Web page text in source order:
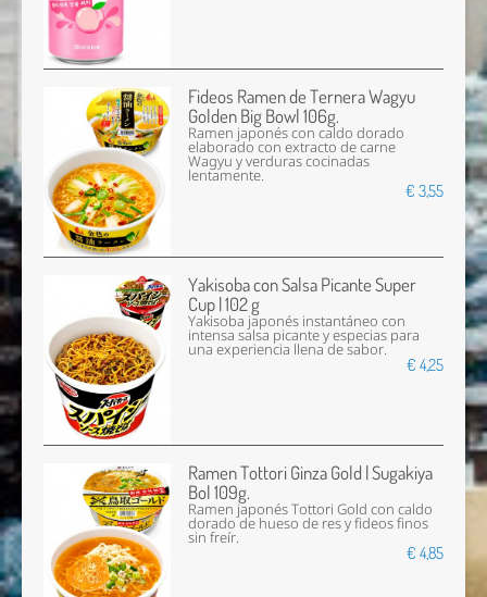
Fideos Ramen de Ternera Wagyu
Golden Big Bowl 106g.
Ramen japonés con caldo dorado
elaborado con extracto de carne
Wagyu y verduras cocinadas
lentamente.
€ 3,55
Yakisoba con Salsa Picante Super
Cup | 102 g
Yakisoba japonés instantáneo con
intensa salsa picante y especias para
una experiencia llena de sabor.
€ 4,25
Ramen Tottori Ginza Gold | Sugakiya
Bol 109g.
Ramen japonés Tottori Gold con caldo
dorado de hueso de res y fideos finos
sin freír.
€ 4,85